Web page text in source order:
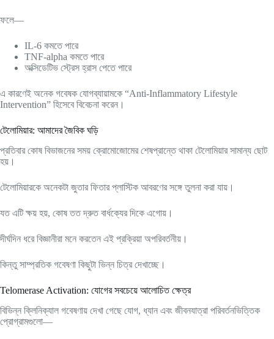
ফলে—
IL-6 কমতে পারে
TNF-alpha কমতে পারে
অক্সিডেটিভ স্ট্রেস হ্রাস পেতে পারে
এ কারণেই অনেক গবেষক যোগব্যায়ামকে “Anti-Inflammatory Lifestyle
Intervention” হিসেবে বিবেচনা করেন।
টেলোমিয়ার: আমাদের জৈবিক ঘড়ি
প্রতিবার কোষ বিভাজনের সময় ক্রোমোজোমের শেষপ্রান্তে থাকা টেলোমিয়ার সামান্য ছোট
হয়।
টেলোমিয়ারকে অনেকটা জুতার ফিতার প্লাস্টিক আবরণের সঙ্গে তুলনা করা যায়।
যত এটি ক্ষয় হয়, কোষ তত দ্রুত বার্ধক্যের দিকে এগোয়।
দীর্ঘদিন ধরে বিজ্ঞানীরা মনে করতেন এই প্রক্রিয়া অপরিবর্তনীয়।
কিন্তু সাম্প্রতিক গবেষণা কিছুটা ভিন্ন চিত্র দেখাচ্ছে।
Telomerase Activation: যোগের সবচেয়ে আলোচিত ক্ষেত্র
বিভিন্ন ক্লিনিক্যাল গবেষণায় দেখা গেছে যোগ, ধ্যান এবং জীবনযাত্রা পরিবর্তনভিত্তিক
প্রোগ্রামগুলো—